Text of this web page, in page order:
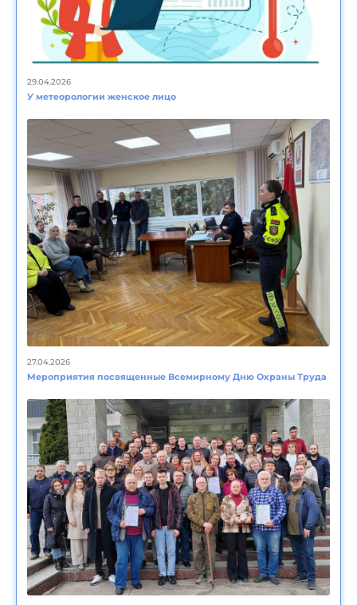
29.04.2026
У метеорологии женское лицо
27.04.2026
Мероприятия посвященные Всемирному Дню Охраны Труда